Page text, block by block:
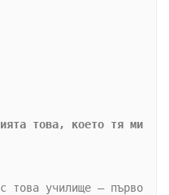
това, което тя ми
това училище – първо